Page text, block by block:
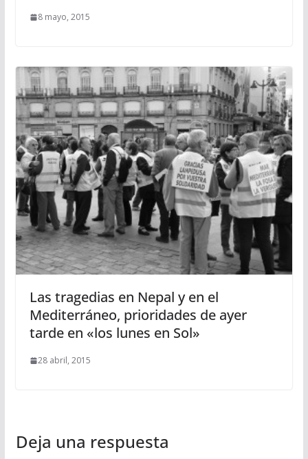
8 mayo, 2015
Las tragedias en Nepal y en el
Mediterráneo, prioridades de ayer
tarde en «los lunes en Sol»
28 abril, 2015
Deja una respuesta